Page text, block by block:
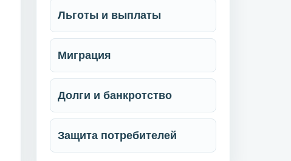
Льготы и выплаты
Миграция
Долги и банкротство
Защита потребителей